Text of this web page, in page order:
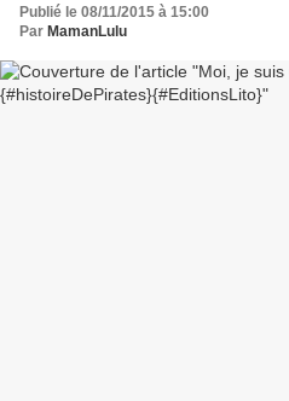
Publié le 08/11/2015 à 15:00
Par MamanLulu